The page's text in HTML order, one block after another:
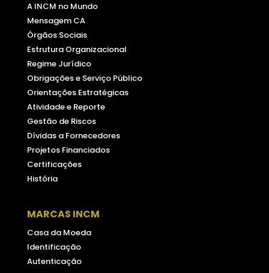
A INCM no Mundo
Mensagem CA
Órgãos Sociais
Estrutura Organizacional
Regime Jurídico
Obrigações e Serviço Público
Orientações Estratégicas
Atividade e Reporte
Gestão de Riscos
Dívidas a Fornecedores
Projetos Financiados
Certificações
História
MARCAS INCM
Casa da Moeda
Identificação
Autenticação